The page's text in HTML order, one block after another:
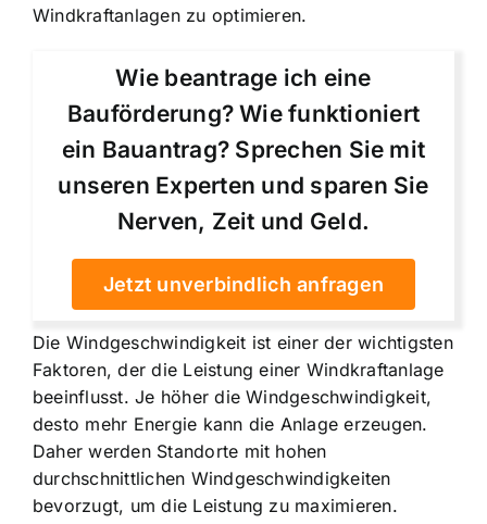
Windkraftanlagen zu optimieren.
Wie beantrage ich eine
Bauförderung? Wie funktioniert
ein Bauantrag? Sprechen Sie mit
unseren Experten und sparen Sie
Nerven, Zeit und Geld.
Jetzt unverbindlich anfragen
Die Windgeschwindigkeit ist einer der wichtigsten
Faktoren, der die Leistung einer Windkraftanlage
beeinflusst. Je höher die Windgeschwindigkeit,
desto mehr Energie kann die Anlage erzeugen.
Daher werden Standorte mit hohen
durchschnittlichen Windgeschwindigkeiten
bevorzugt, um die Leistung zu maximieren.